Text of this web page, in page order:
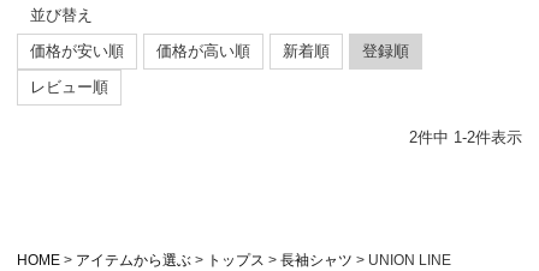
並び替え
価格が安い順
価格が高い順 新着順
登録順
レビュー順
2件中 1-2件表示
HOME アイテムから選ぶ トップス 長袖シャツ UNION LINE